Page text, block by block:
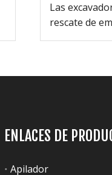
Las
rescate de
ENLACES DE
Apilador